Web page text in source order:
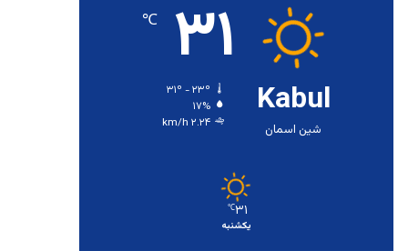
Kabul
شین اسمان
۳۱ ℃
۱۷%
۲.۲۴ km/h
۳۱℃
یکشنبه